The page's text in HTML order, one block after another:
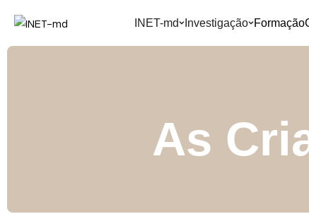
INET-md Investigação Formação
As